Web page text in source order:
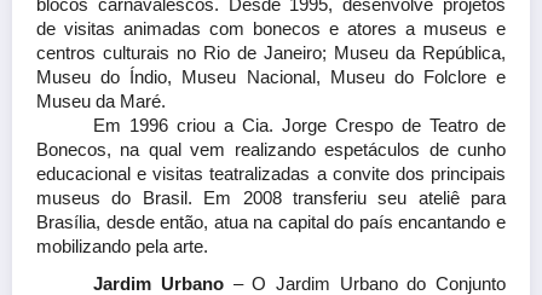
blocos carnavalescos. Desde 1995, desenvolve projetos
de visitas animadas com bonecos e atores a museus e
centros culturais no Rio de Janeiro; Museu da República,
Museu do Índio, Museu Nacional, Museu do Folclore e
Museu da Maré.
Em 1996 criou a Cia. Jorge Crespo de Teatro de
Bonecos, na qual vem realizando espetáculos de cunho
educacional e visitas teatralizadas a convite dos principais
museus do Brasil. Em 2008 transferiu seu ateliê para
Brasília, desde então, atua na capital do país encantando e
mobilizando pela arte.
Jardim Urbano– O Jardim Urbano do Conjunto